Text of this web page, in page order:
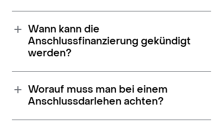
Wann kann die
Anschlussfinanzierung gekündigt
werden?
Worauf muss man bei einem
Anschlussdarlehen achten?